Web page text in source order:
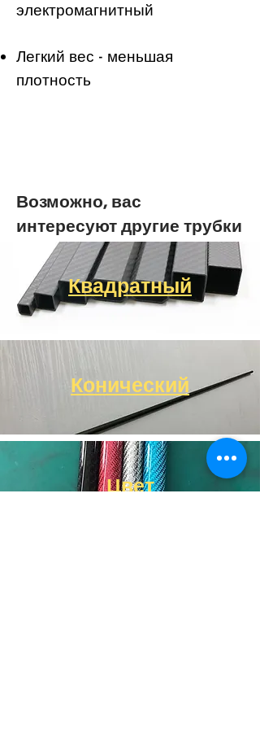
электромагнитный
Легкий вес - меньшая
плотность
Возможно, вас
интересуют другие трубки
Квадратный
Конический
Цвет